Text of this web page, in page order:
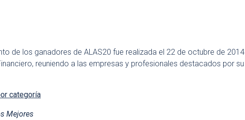
de los ganadores de ALAS20 fue realizada el 22 de octubre de 2014
reuniendo a las empresas y profesionales destacados por su
categoría
Mejores